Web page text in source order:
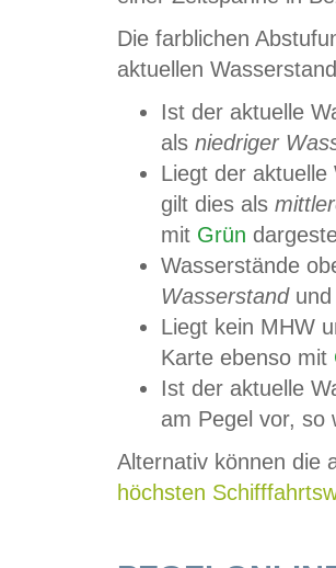
Die farblichen
aktuellen
Ist der aktuelle
als niedriger
Liegt der
gilt dies als
mit Grün
Wasserstände
Wasserstandund
Liegt kein MHW
Karte ebenso mit
Ist der aktuelle
am Pegel vor,
Alternativ können die
höchsten